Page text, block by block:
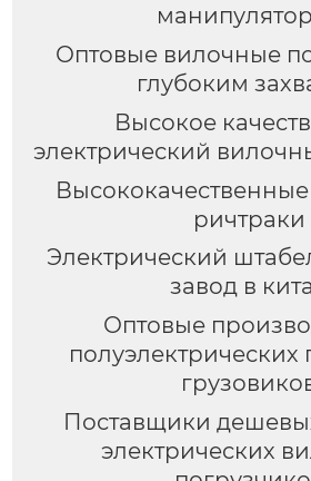
Оптовые вилочные
глубоким
Высокое
электрический
ричтраки
Электрический
завод в
Оптовые
полуэлектрических
Поставщики
электрических